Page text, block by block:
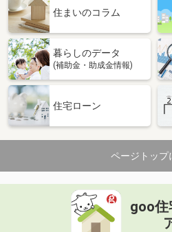
住まいのコラム
暮らしのデータ
(補助金・助成金情報)
住宅ローン
ページトップ
goo住